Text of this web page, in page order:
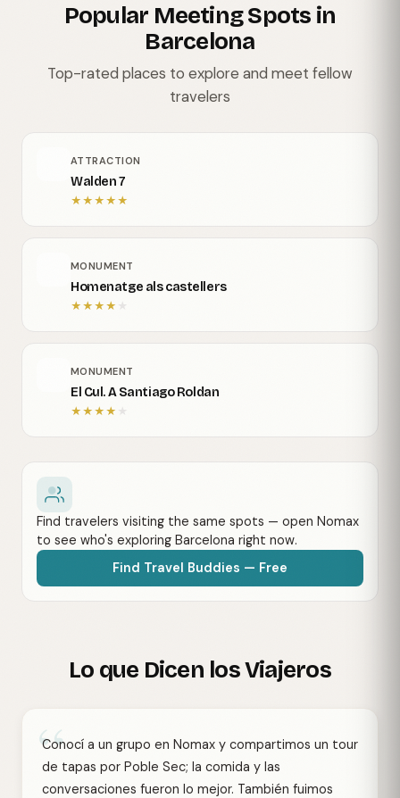
Popular Meeting Spots in
Barcelona
Top-rated places to explore and meet fellow
travelers
ATTRACTION
Walden 7
★★★★★
MONUMENT
Homenatge als castellers
★★★★ ★
MONUMENT
El Cul. A Santiago Roldan
★★★★ ★
Find travelers visiting the same spots — open Nomax
to see who's exploring Barcelona right now.
Find Travel Buddies — Free
Lo que Dicen los Viajeros
“
Conocí a un grupo en Nomax y compartimos un tour
de tapas por Poble Sec; la comida y las
conversaciones fueron lo mejor. También fuimos